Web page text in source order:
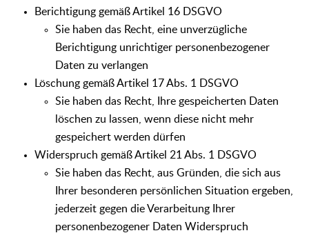
Berichtigung gemäß Artikel 16 DSGVO
Sie haben das Recht, eine unverzügliche
Berichtigung unrichtiger personenbezogener
Daten zu verlangen
Löschung gemäß Artikel 17 Abs. 1 DSGVO
Sie haben das Recht, Ihre gespeicherten Daten
löschen zu lassen, wenn diese nicht mehr
gespeichert werden dürfen
Widerspruch gemäß Artikel 21 Abs. 1 DSGVO
Sie haben das Recht, aus Gründen, die sich aus
Ihrer besonderen persönlichen Situation ergeben,
jederzeit gegen die Verarbeitung Ihrer
personenbezogener Daten Widerspruch